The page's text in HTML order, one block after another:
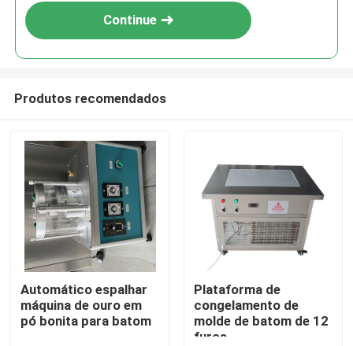
batons de batons de batons de
batons de batons de batons de
Continue
Produtos recomendados
Automático espalhar
máquina de ouro em
pó bonita para batom
Plataforma de
congelamento de
molde de batom de 12
furos